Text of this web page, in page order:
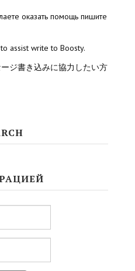
II
2
оказать помощь пишите
assist write to Boosty.
ジ書き込みに協力したい方